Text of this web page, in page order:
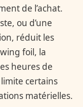
de l’achat.
ou d’une
réduit les
foil, la
heures de
certains
matérielles.